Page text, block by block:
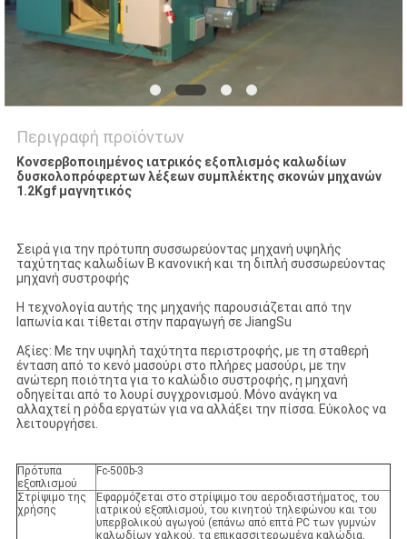
Περιγραφή προϊόντων
Κονσερβοποιημένος ιατρικός εξοπλισμός καλωδίων
δυσκολοπρόφερτων λέξεων συμπλέκτης σκονών μηχανών
1.2Kgf μαγνητικός
Σειρά για την πρότυπη συσσωρεύοντας μηχανή υψηλής
ταχύτητας καλωδίων Β κανονική και τη διπλή συσσωρεύοντας
μηχανή συστροφής
Η τεχνολογία αυτής της μηχανής παρουσιάζεται από την
Ιαπωνία και τίθεται στην παραγωγή σε JiangSu
Αξίες: Με την υψηλή ταχύτητα περιστροφής, με τη σταθερή
ένταση από το κενό μασούρι στο πλήρες μασούρι, με την
ανώτερη ποιότητα για το καλώδιο συστροφής, η μηχανή
οδηγείται από το λουρί συγχρονισμού. Μόνο ανάγκη να
αλλαχτεί η ρόδα εργατών για να αλλάξει την πίσσα. Εύκολος να
λειτουργήσει.
Πρότυπα
εξοπλισμού
Fc-500b-3
Στρίψιμο της
χρήσης
Εφαρμόζεται στο στρίψιμο του αεροδιαστήματος, του
ιατρικού εξοπλισμού, του κινητού τηλεφώνου και του
υπερβολικού αγωγού (επάνω από επτά PC των γυμνών
καλωδίων χαλκού, τα επικασσιτερωμένα καλώδια,